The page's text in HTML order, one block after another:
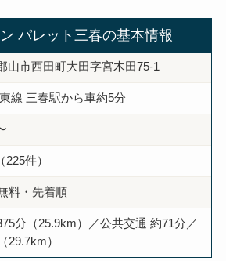
パレット三春の基本情報
山市西田町大田字宮木田75-1
線 三春駅から車約5分
件）
料・先着順
分（25.9km）／公共交通 約71分／
29.7km）